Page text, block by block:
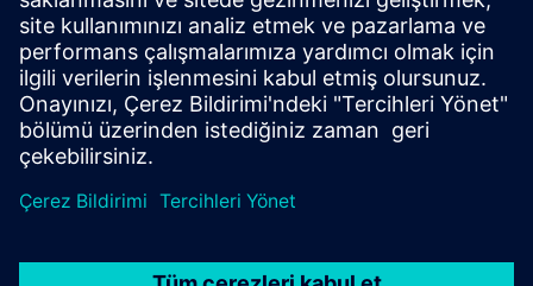
şemaları geliştirmek ve ortaya çıkan konseptleri
iyileştirmek için denetleyici donanımını ayrıntılı gerçek
zamanlı ortamlarla kapalı bir döngüde test eder.